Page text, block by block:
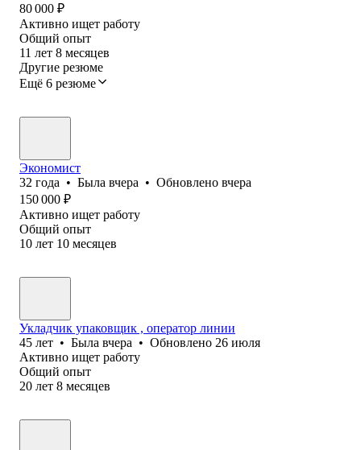
80 000 ₽
Активно ищет работу
Общий опыт
11 лет 8 месяцев
Другие резюме
Ещё 6 резюме
Экономист
32 года • Была вчера • Обновлено вчера
150 000 ₽
Активно ищет работу
Общий опыт
10 лет 10 месяцев
Укладчик упаковщик , оператор линии
45 лет • Была вчера • Обновлено 26 июля
Активно ищет работу
Общий опыт
20 лет 8 месяцев